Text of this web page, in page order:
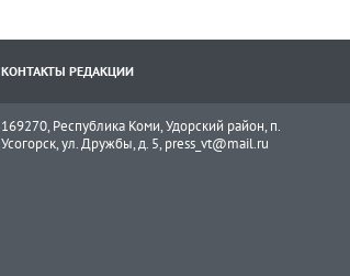
КОНТАКТЫ РЕДАКЦИИ
169270, Республика Коми, Удорский район, п.
Усогорск, ул. Дружбы, д. 5, press_vt@mail.ru